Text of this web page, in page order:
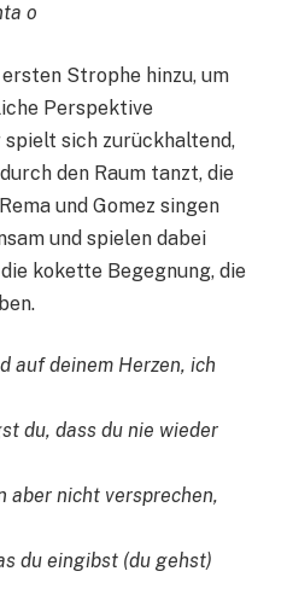
o
Strophe hinzu, um
Perspektive
spielt sich zurückhaltend,
den Raum tanzt, die
und Gomez singen
und spielen dabei
kokette Begegnung, die
auf deinem Herzen, ich
du, dass du nie wieder
aber nicht versprechen,
du eingibst (du gehst)